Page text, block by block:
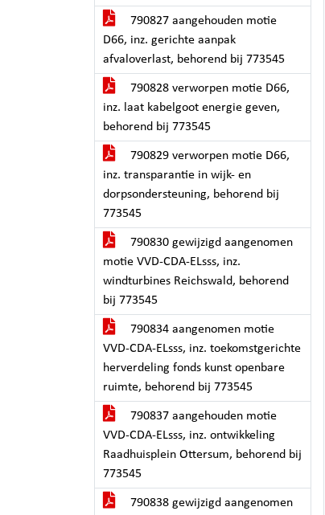
790827 aangehouden motie
D66, inz. gerichte aanpak
afvaloverlast, behorend bij 773545
790828 verworpen motie D66,
inz. laat kabelgoot energie geven,
behorend bij 773545
790829 verworpen motie D66,
inz. transparantie in wijk- en
dorpsondersteuning, behorend bij
773545
790830 gewijzigd aangenomen
motie VVD-CDA-ELsss, inz.
windturbines Reichswald, behorend
bij 773545
790834 aangenomen motie
VVD-CDA-ELsss, inz. toekomstgerichte
herverdeling fonds kunst openbare
ruimte, behorend bij 773545
790837 aangehouden motie
VVD-CDA-ELsss, inz. ontwikkeling
Raadhuisplein Ottersum, behorend bij
773545
790838 gewijzigd aangenomen